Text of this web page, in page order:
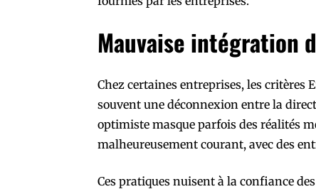
Mauvaise intégration
Chez certaines entreprises, les critères
souvent une déconnexion entre la
optimiste masque parfois des réalités
malheureusement courant, avec des
Ces pratiques nuisent à la confiance